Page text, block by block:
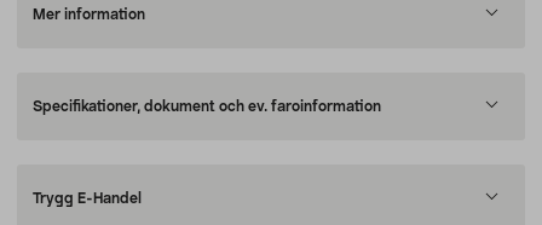
Mer information
Specifikationer, dokument och ev. faroinformation
Trygg E-Handel